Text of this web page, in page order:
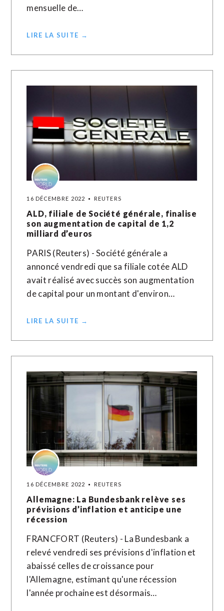
mensuelle de…
LIRE LA SUITE →
16 DÉCEMBRE 2022 REUTERS
ALD, filiale de Société générale, finalise
son augmentation de capital de 1,2
milliard d’euros
PARIS (Reuters) - Société générale a
annoncé vendredi que sa filiale cotée ALD
avait réalisé avec succès son augmentation
de capital pour un montant d'environ…
LIRE LA SUITE →
16 DÉCEMBRE 2022 REUTERS
Allemagne: La Bundesbank relève ses
prévisions d’inflation et anticipe une
récession
FRANCFORT (Reuters) - La Bundesbank a
relevé vendredi ses prévisions d'inflation et
abaissé celles de croissance pour
l'Allemagne, estimant qu'une récession
l'année prochaine est désormais…